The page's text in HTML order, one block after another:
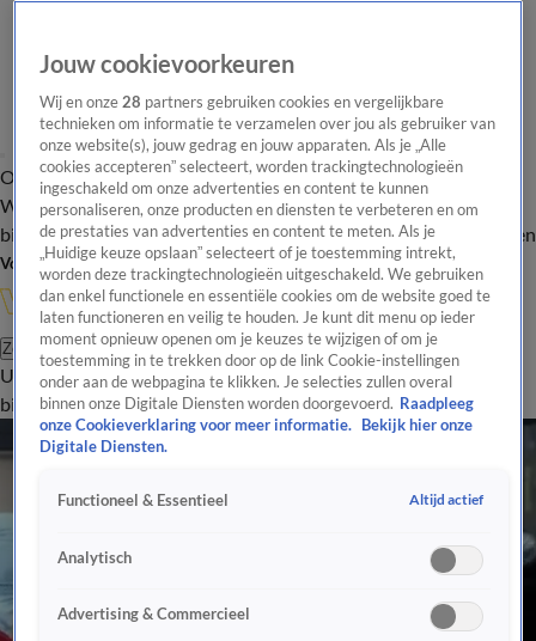
Overzicht Onze programma's Uitzendingen Onze gezichten
In de
WandelgangenInterviewsUitzending
bijwonenPodcastShopVeelgestelde vragenKijkersvraag insturen
Volg Vandaag Inside
Zoeken
UitzendingenVandaag InsideDe OranjezomerShopUitzending
bijwonen
Jouw cookievoorkeuren
Wij en onze28 partners gebruiken cookies en vergelijkbare
technieken om informatie te verzamelen over jou als gebruiker van
onze website(s), jouw gedrag en jouw apparaten. Als je „Alle
cookies accepteren” selecteert, worden trackingtechnologieën
ingeschakeld om onze advertenties en content te kunnen
personaliseren, onze producten en diensten te verbeteren en om
de prestaties van advertenties en content te meten. Als je
„Huidige keuze opslaan” selecteert of je toestemming intrekt,
worden deze trackingtechnologieën uitgeschakeld. We gebruiken
dan enkel functionele en essentiële cookies om de website goed te
laten functioneren en veilig te houden. Je kunt dit menu op ieder
moment opnieuw openen om je keuzes te wijzigen of om je
toestemming in te trekken door op de link Cookie-instellingen
onder aan de webpagina te klikken. Je selecties zullen overal
binnen onze Digitale Diensten worden doorgevoerd. Raadpleeg
onze Cookieverklaring voor meer informatie.
Bekijk hier onze
Digitale Diensten.
Functioneel & Essentieel Altijd actief
Analytisch
Advertising & Commercieel